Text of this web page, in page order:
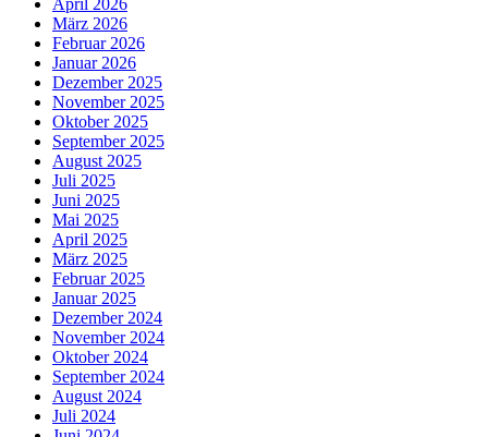
März 2026
Februar 2026
Januar 2026
Dezember 2025
November 2025
Oktober 2025
September 2025
August 2025
Juli 2025
Juni 2025
Mai 2025
April 2025
März 2025
Februar 2025
Januar 2025
Dezember 2024
November 2024
Oktober 2024
September 2024
August 2024
Juli 2024